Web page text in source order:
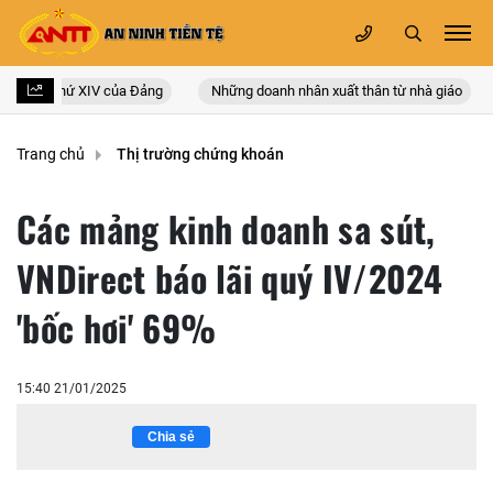
lần thứ XIV của Đảng Những doanh nhân xuất thân từ nhà giáo
Trang chủ Thị trường chứng khoán
Các mảng kinh doanh sa sút,
VNDirect báo lãi quý IV/2024
'bốc hơi' 69%
15:40 21/01/2025
Chia sẻ